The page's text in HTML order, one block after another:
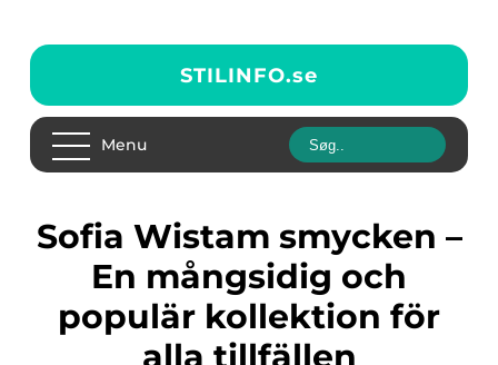
STILINFO.se
Menu
Sofia Wistam smycken –
En mångsidig och
populär kollektion för
alla tillfällen